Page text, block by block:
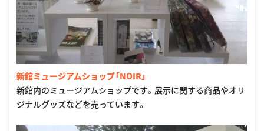
新館ミュージアムショップ「NOIR」
新館内のミュージアムショップです。展示に関する商品やオリ
ジナルグッズなどを売っています。